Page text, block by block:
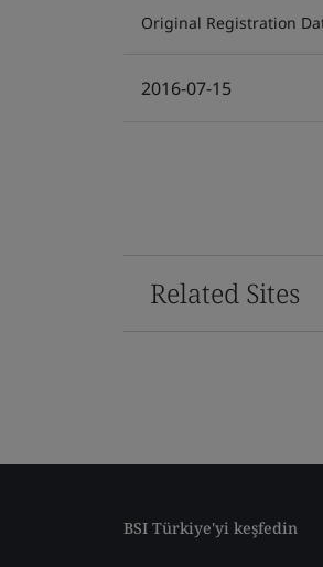
Original Registration
2016-07-15
Related Sites
BSI Türkiye'yi keşfedin